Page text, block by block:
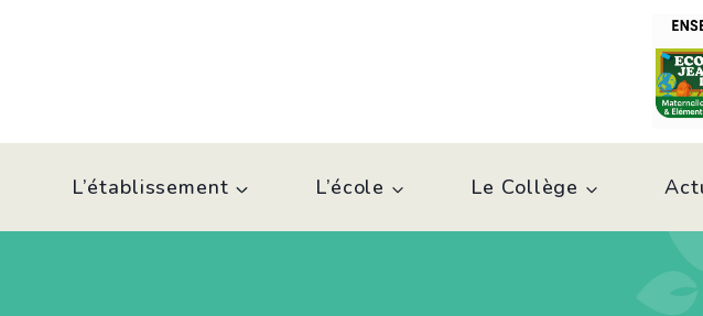
L’établissement L’école Le Collège